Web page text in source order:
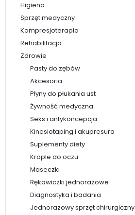
Higiena
Sprzęt medyczny
Kompresjoterapia
Rehabilitacja
Zdrowie
Pasty do zębów
Akcesoria
Płyny do płukania ust
Żywność medyczna
Seks i antykoncepcja
Kinesiotaping i akupresura
Suplementy diety
Krople do oczu
Maseczki
Rękawiczki jednorazowe
Diagnostyka i badania
Jednorazowy sprzęt chirurgiczny